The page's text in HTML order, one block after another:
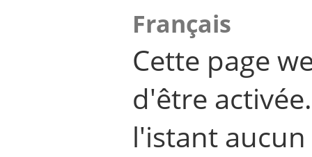
Français
Cette page
d'être
l'istant